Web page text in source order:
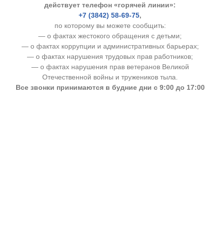
действует телефон «горячей линии»:
+7 (3842) 58-69-75,
по которому вы можете сообщить:
— о фактах жестокого обращения с детьми;
— о фактах коррупции и административных барьерах;
— о фактах нарушения трудовых прав работников;
— о фактах нарушения прав ветеранов Великой
Отечественной войны и тружеников тыла.
Все звонки принимаются в будние дни с 9:00 до 17:00